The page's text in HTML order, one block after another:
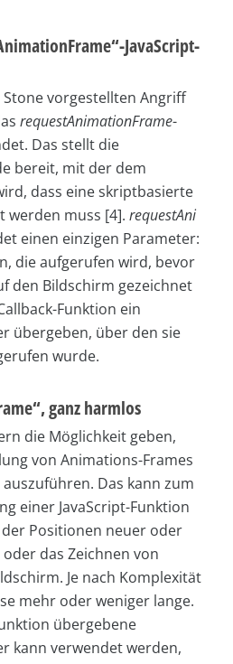
JavaScript-
vorgestellten Angriff
requestAnimationFrame-
Das stellt die
bereit, mit der dem
dass eine skriptbasierte
werden muss [4]. request­Ani
einen einzigen Parameter:
die aufgerufen wird, bevor
den Bildschirm gezeichnet
Funktion ein
übergeben, über den sie
wurde.
ganz harmlos
die Möglichkeit geben,
von Animations-Frames
Das kann zum
einer JavaScript-Funktion
Positionen neuer oder
das Zeichnen von
Je nach Komplexität
mehr oder weniger lange.
übergebene
kann verwendet werden,